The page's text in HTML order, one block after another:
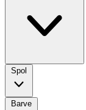
Spol
Barve